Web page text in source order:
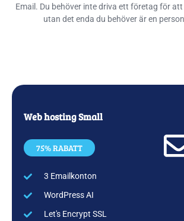
Email. Du behöver inte driva ett företag för
utan det enda du behöver är en
Web hosting Small
75% RABATT
3 Emailkonton
WordPress AI
Let's Encrypt SSL